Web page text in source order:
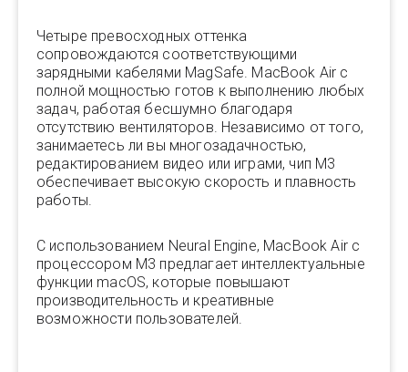
Четыре превосходных оттенка
сопровождаются соответствующими
зарядными кабелями MagSafe. MacBook Air с
полной мощностью готов к выполнению любых
задач, работая бесшумно благодаря
отсутствию вентиляторов. Независимо от того,
занимаетесь ли вы многозадачностью,
редактированием видео или играми, чип M3
обеспечивает высокую скорость и плавность
работы.
С использованием Neural Engine, MacBook Air с
процессором M3 предлагает интеллектуальные
функции macOS, которые повышают
производительность и креативные
возможности пользователей.